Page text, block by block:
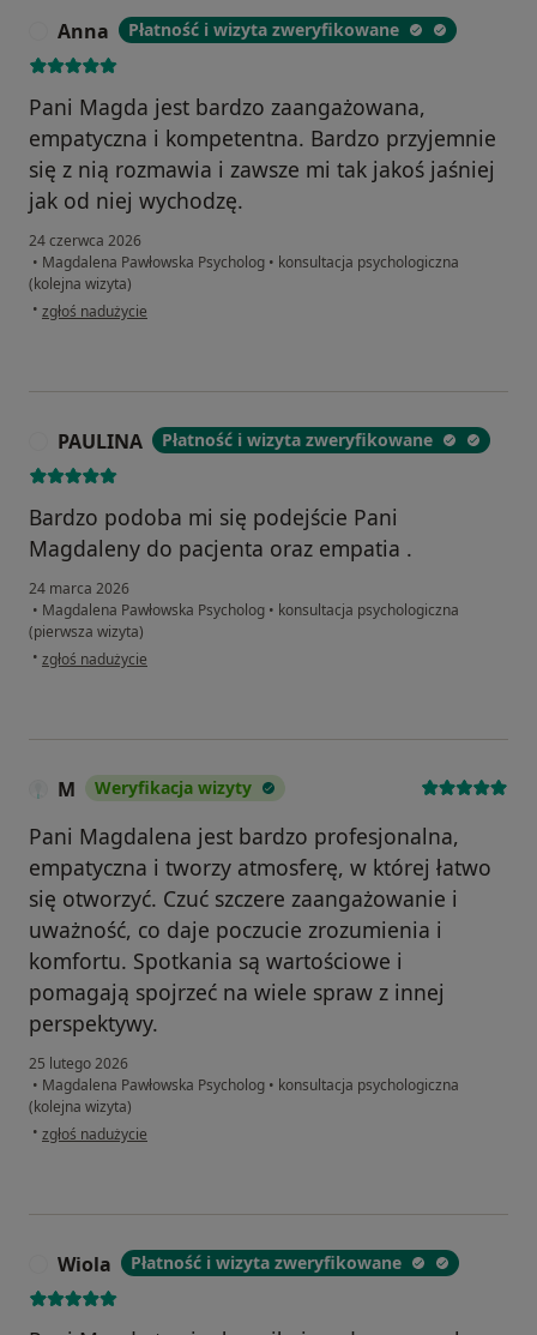
Anna Płatność i wizyta zweryfikowane
Pani Magda jest bardzo zaangażowana,
empatyczna i kompetentna. Bardzo przyjemnie
się z nią rozmawia i zawsze mi tak jakoś jaśniej
jak od niej wychodzę.
24 czerwca 2026
• Magdalena Pawłowska Psycholog • konsultacja psychologiczna
(kolejna wizyta)
• w opinii użytkownika Anna
zgłoś nadużycie
PAULINA Płatność i wizyta zweryfikowane
Bardzo podoba mi się podejście Pani
Magdaleny do pacjenta oraz empatia .
24 marca 2026
• Magdalena Pawłowska Psycholog • konsultacja psychologiczna
(pierwsza wizyta)
• w opinii użytkownika PAULINA
zgłoś nadużycie
M Weryfikacja wizyty
Pani Magdalena jest bardzo profesjonalna,
empatyczna i tworzy atmosferę, w której łatwo
się otworzyć. Czuć szczere zaangażowanie i
uważność, co daje poczucie zrozumienia i
komfortu. Spotkania są wartościowe i
pomagają spojrzeć na wiele spraw z innej
perspektywy.
25 lutego 2026
• Magdalena Pawłowska Psycholog • konsultacja psychologiczna
(kolejna wizyta)
• w opinii użytkownika M
zgłoś nadużycie
Wiola Płatność i wizyta zweryfikowane